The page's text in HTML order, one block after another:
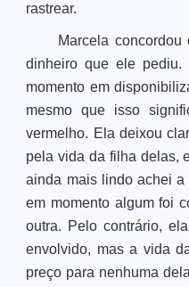
rastrear.
Marcela
dinheiro que ele
momento em
mesmo que isso
vermelho. Ela deixou
pela vida da filha delas,
ainda mais lindo achei a
em momento algum foi
outra. Pelo contrário,
envolvido, mas a vida
preço para nenhuma